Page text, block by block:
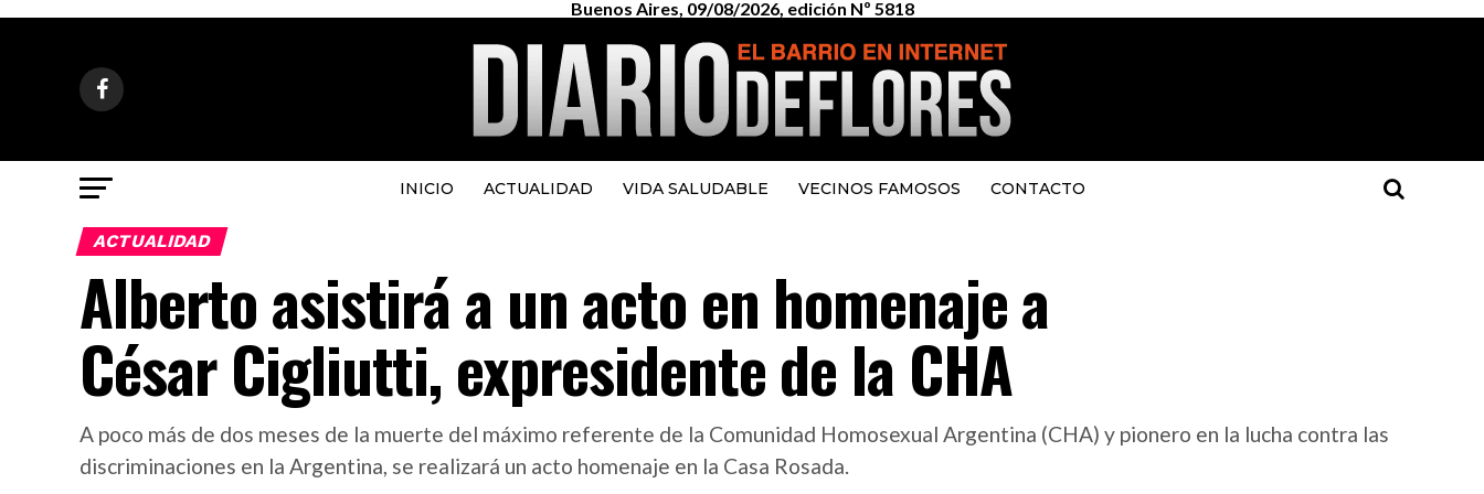
Buenos Aires, 09/08/2026, edición Nº 5818
INICIO ACTUALIDAD VIDA SALUDABLE VECINOS FAMOSOS CONTACTO
ACTUALIDAD
Alberto asistirá a un acto en homenaje a
César Cigliutti, expresidente de la CHA
A poco más de dos meses de la muerte del máximo referente de la Comunidad Homosexual Argentina (CHA) y pionero en la lucha contra las
discriminaciones en la Argentina, se realizará un acto homenaje en la Casa Rosada.